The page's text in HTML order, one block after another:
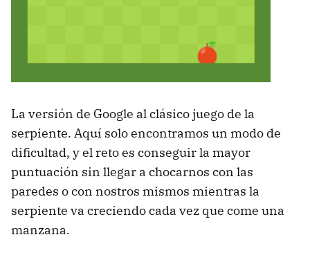
La versión de Google al clásico juego de la
serpiente. Aquí solo encontramos un modo de
dificultad, y el reto es conseguir la mayor
puntuación sin llegar a chocarnos con las
paredes o con nostros mismos mientras la
serpiente va creciendo cada vez que come una
manzana.